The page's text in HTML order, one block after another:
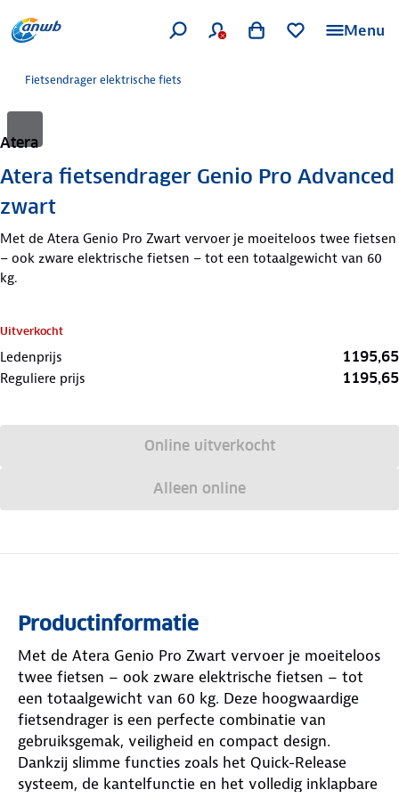
Menu
Fietsendrager elektrische fiets
Atera
Atera fietsendrager Genio Pro Advanced
zwart
Met de Atera Genio Pro Zwart vervoer je moeiteloos twee fietsen
– ook zware elektrische fietsen – tot een totaalgewicht van 60
kg.
Uitverkocht
Ledenprijs 1195,65
Reguliere prijs 1195,65
Online uitverkocht
Alleen online
Productinformatie
Met de Atera Genio Pro Zwart vervoer je moeiteloos
twee fietsen – ook zware elektrische fietsen – tot
een totaalgewicht van 60 kg. Deze hoogwaardige
fietsendrager is een perfecte combinatie van
gebruiksgemak, veiligheid en compact design.
Dankzij slimme functies zoals het Quick-Release
systeem, de kantelfunctie en het volledig inklapbare